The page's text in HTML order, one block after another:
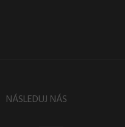
NÁSLEDUJ NÁS